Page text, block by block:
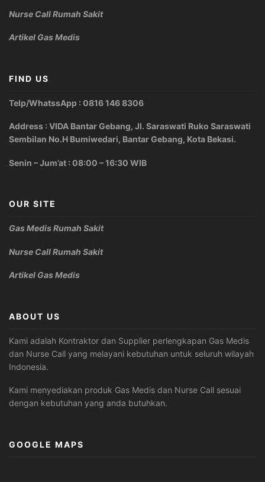
Nurse Call Rumah Sakit
Artikel Gas Medis
FIND US
Telp/WhatssApp : 0816 146 8306
Address : VIDA Bantar Gebang, Jl. Saraswati Ruko Saraswati
Sembilan No.H Bumiwedari, Bantar Gebang, Kota Bekasi.
Senin – Jum’at : 08:00 – 16:30 WIB
OUR SITE
Gas Medis Rumah Sakit
Nurse Call Rumah Sakit
Artikel Gas Medis
ABOUT US
Kami adalah Kontraktor dan Supplier perlengkapan Gas Medis
dan Nurse Call yang melayani kebutuhan untuk seluruh wilayah
Indonesia.
Kami menyediakan produk Gas Medis dan Nurse Call sesuai
dengan kebutuhan yang anda butuhkan.
GOOGLE MAPS